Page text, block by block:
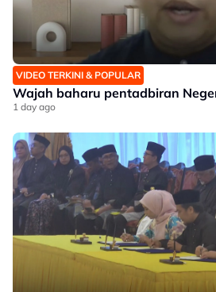
VIDEO TERKINI & POPULAR
Wajah baharu pentadbiran
1 day ago